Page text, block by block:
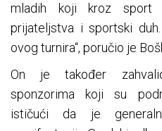
mladih koji kroz sport
prijateljstva i sportski
ovog turnira“, poručio je
On je također
sponzorima koji su
ističući da je